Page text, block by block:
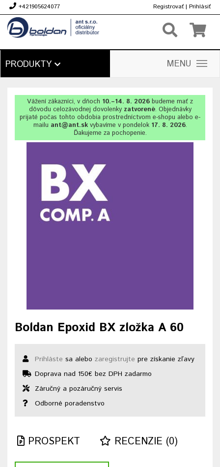
+421905624077 Registrovať | Prihlásiť
PRODUKTY MENU
Vážení zákazníci, v dňoch 10.–14. 8. 2026 budeme mať z
dôvodu celozávodnej dovolenkyzatvorené. Objednávky
prijaté počas tohto obdobia prostredníctvom e-shopu alebo e-
mailu ant@ant.skvybavíme v pondelok 17. 8. 2026.
Ďakujeme za pochopenie.
Boldan Epoxid BX zložka A 60
Prihláste sa alebo zaregistrujte pre získanie zľavy
Doprava nad 150€ bez DPH zadarmo
Záručný a pozáručný servis
Odborné poradenstvo
PROSPEKT RECENZIE (0)